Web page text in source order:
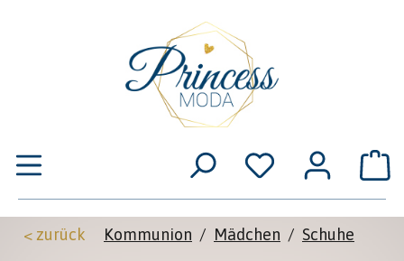
< zurück Kommunion / Mädchen / Schuhe